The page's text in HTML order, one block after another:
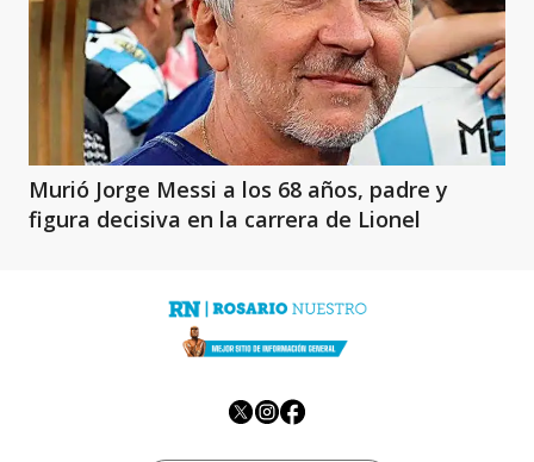
Murió Jorge Messi a los 68 años, padre y
figura decisiva en la carrera de Lionel